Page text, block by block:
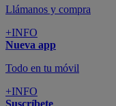
Llámanos y compra
+INFO
Nueva app
Todo en tu móvil
+INFO
Suscríbete